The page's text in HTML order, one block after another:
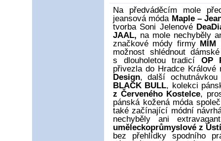
Na předváděcím mole
jeansová móda Maple –
tvorba Soni Jelenové
JAAL, na mole nechyběly
značkové módy firmy MIM
možnost shlédnout
s dlouholetou tradicí OP
přivezla do Hradce
Design, další
BLACK BULL, kolekci
z Červeného Kostelce,
pánská kožená móda
také začínající módní
nechyběly ani
uměleckoprůmyslové z
bez přehlídky spodního